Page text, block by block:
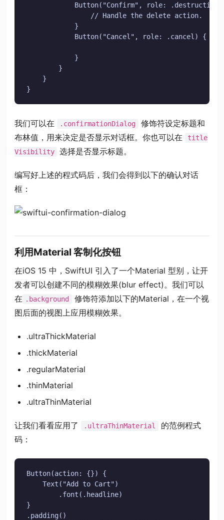
Button("Confirm", role: .destructive)
                // Handle the delete action.
            }
            Button("Cancel", role: .cancel) {
            }
        }
    }
}
我们可以在 .confirmationDialog
修饰符设定标题和
布林值，用来决定是否显示对话框。你也可以在
title
Visibility
选择是否显示标题。
编写好上述的程式码后，我们会得到以下的确认对话
框：
利用Material 客制化按钮
在iOS 15 中，SwiftUI 引入了一个Material 型别，让开
发者可以创建不同的模糊效果(blur effect)。我们可以
在 .background
修饰符添加以下的Material，在一个视
图后面的视图上应用模糊效果。
.ultraThickMaterial
.thickMaterial
.regularMaterial
.thinMaterial
.ultraThinMaterial
让我们看看应用了 .ultraThinMaterial
的范例程式
码：
Button(action: {}) {
    Text("Add to Cart")
        .font(.headline)
}
.padding()